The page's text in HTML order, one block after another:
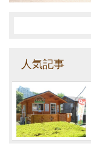
人気記事